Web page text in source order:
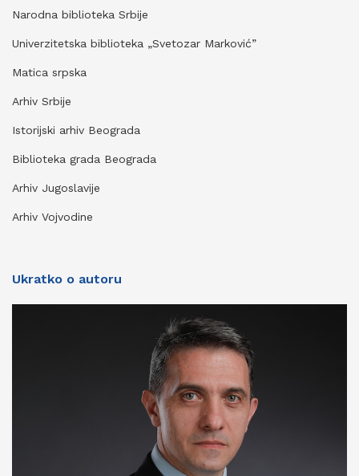
Narodna biblioteka Srbije
Univerzitetska biblioteka „Svetozar Marković”
Matica srpska
Arhiv Srbije
Istorijski arhiv Beograda
Biblioteka grada Beograda
Arhiv Jugoslavije
Arhiv Vojvodine
Ukratko o autoru